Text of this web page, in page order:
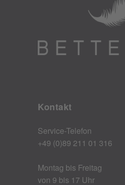
Kontakt
Service-Telefon
+49 (0)89 211 01 316
Montag bis Freitag
von 9 bis 17 Uhr